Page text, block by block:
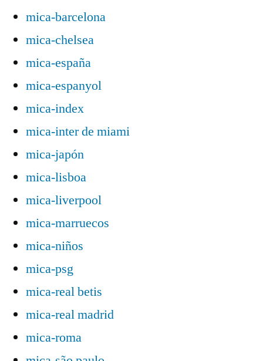
mica-barcelona
mica-chelsea
mica-españa
mica-espanyol
mica-index
mica-inter de miami
mica-japón
mica-lisboa
mica-liverpool
mica-marruecos
mica-niños
mica-psg
mica-real betis
mica-real madrid
mica-roma